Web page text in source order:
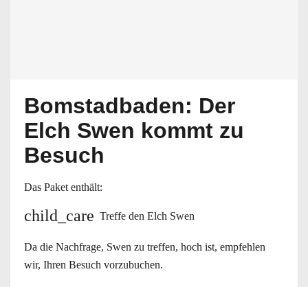
Bomstadbaden: Der
Elch Swen kommt zu
Besuch
Das Paket enthält:
child_care Treffe den Elch Swen
Da die Nachfrage, Swen zu treffen, hoch ist, empfehlen
wir, Ihren Besuch vorzubuchen.